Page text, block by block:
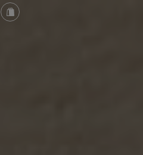
du chocolat
Valrhona Collection